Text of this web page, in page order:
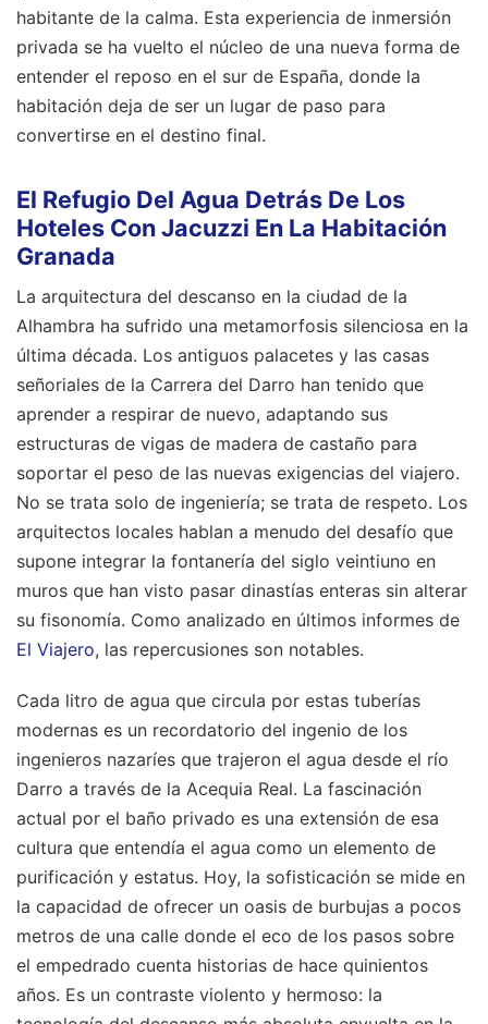
habitante de la calma. Esta experiencia de inmersión
privada se ha vuelto el núcleo de una nueva forma de
entender el reposo en el sur de España, donde la
habitación deja de ser un lugar de paso para
convertirse en el destino final.
El Refugio Del Agua Detrás De Los
Hoteles Con Jacuzzi En La Habitación
Granada
La arquitectura del descanso en la ciudad de la
Alhambra ha sufrido una metamorfosis silenciosa en la
última década. Los antiguos palacetes y las casas
señoriales de la Carrera del Darro han tenido que
aprender a respirar de nuevo, adaptando sus
estructuras de vigas de madera de castaño para
soportar el peso de las nuevas exigencias del viajero.
No se trata solo de ingeniería; se trata de respeto. Los
arquitectos locales hablan a menudo del desafío que
supone integrar la fontanería del siglo veintiuno en
muros que han visto pasar dinastías enteras sin alterar
su fisonomía. Como analizado en últimos informes de
El Viajero, las repercusiones son notables.
Cada litro de agua que circula por estas tuberías
modernas es un recordatorio del ingenio de los
ingenieros nazaríes que trajeron el agua desde el río
Darro a través de la Acequia Real. La fascinación
actual por el baño privado es una extensión de esa
cultura que entendía el agua como un elemento de
purificación y estatus. Hoy, la sofisticación se mide en
la capacidad de ofrecer un oasis de burbujas a pocos
metros de una calle donde el eco de los pasos sobre
el empedrado cuenta historias de hace quinientos
años. Es un contraste violento y hermoso: la